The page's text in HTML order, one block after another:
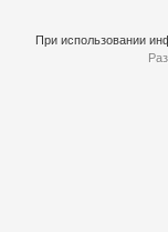
При использовании